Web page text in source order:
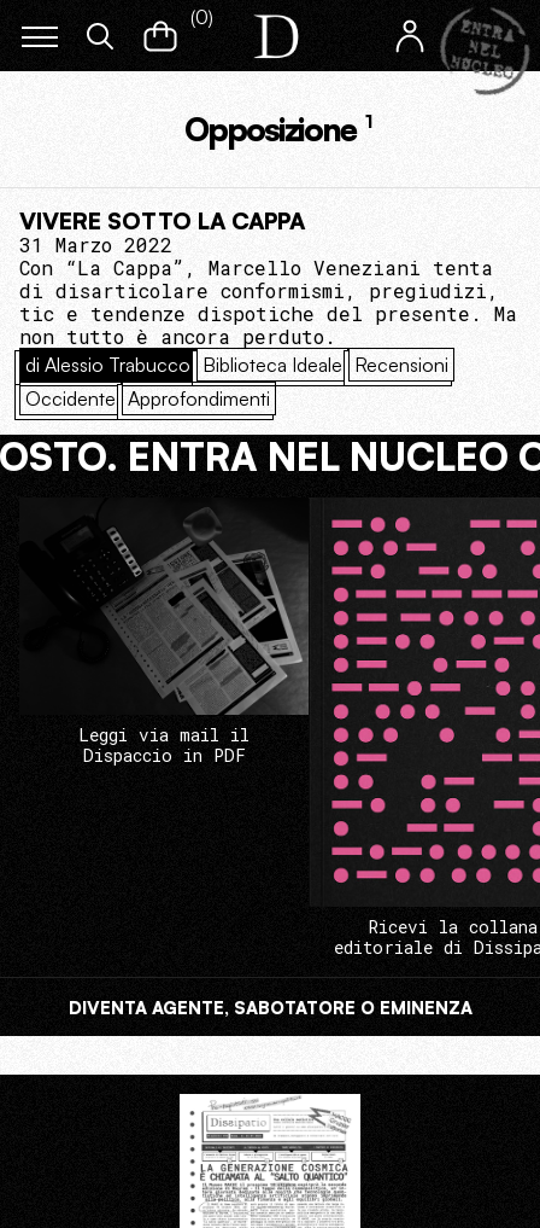
(0)
Opposizione 1
VIVERE SOTTO LA CAPPA
31 Marzo 2022
Con “La Cappa”, Marcello Veneziani tenta
di disarticolare conformismi, pregiudizi,
tic e tendenze dispotiche del presente. Ma
non tutto è ancora perduto.
di Alessio Trabucco Biblioteca Ideale Recensioni
Occidente Approfondimenti
ENTRA NEL NUCLEO
Leggi via mail il
Dispaccio in PDF
Ricevi la collana
editoriale di
DIVENTA AGENTE, SABOTATORE O EMINENZA